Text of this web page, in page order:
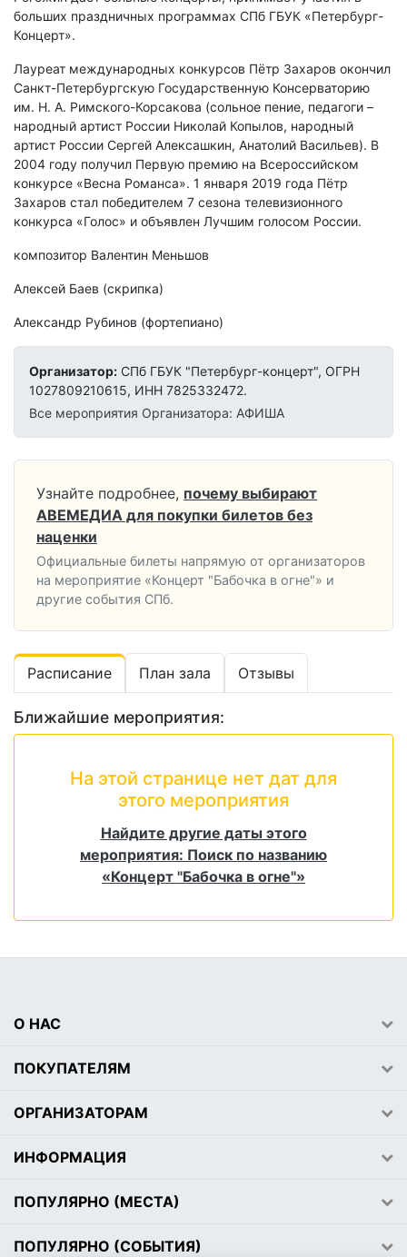
больших праздничных программах СПб ГБУК «Петербург-
Концерт».
Лауреат международных конкурсов Пётр Захаров окончил
Санкт-Петербургскую Государственную Консерваторию
им. Н. А. Римского-Корсакова (сольное пение, педагоги –
народный артист России Николай Копылов, народный
артист России Сергей Алексашкин, Анатолий Васильев). В
2004 году получил Первую премию на Всероссийском
конкурсе «Весна Романса». 1 января 2019 года Пётр
Захаров стал победителем 7 сезона телевизионного
конкурса «Голос» и объявлен Лучшим голосом России.
композитор Валентин Меньшов
Алексей Баев (скрипка)
Александр Рубинов (фортепиано)
Организатор: СПб ГБУК "Петербург-концерт", ОГРН
1027809210615, ИНН 7825332472.
Все мероприятия Организатора: АФИША
Узнайте подробнее, почему выбирают
АВЕМЕДИА для покупки билетов без
наценки
Официальные билеты напрямую от организаторов
на мероприятие «Концерт "Бабочка в огне"» и
другие события СПб.
Расписание План зала Отзывы
Ближайшие мероприятия:
На этой странице нет дат для
этого мероприятия
Найдите другие даты этого
мероприятия: Поиск по названию
«Концерт "Бабочка в огне"»
О НАС
ПОКУПАТЕЛЯМ
ОРГАНИЗАТОРАМ
ИНФОРМАЦИЯ
ПОПУЛЯРНО (МЕСТА)
ПОПУЛЯРНО (СОБЫТИЯ)